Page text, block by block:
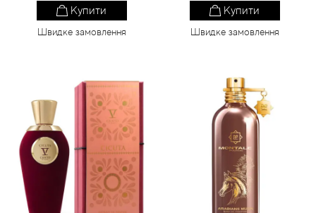
Купити
Швидке замовлення
Купити
Швидке замовлення